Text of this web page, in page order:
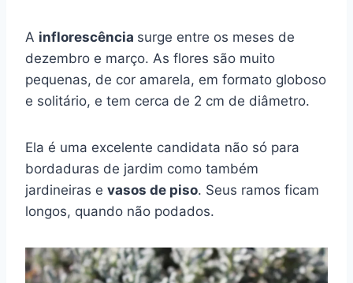
A inflorescência surge entre os meses de
dezembro e março. As flores são muito
pequenas, de cor amarela, em formato globoso
e solitário, e tem cerca de 2 cm de diâmetro.
Ela é uma excelente candidata não só para
bordaduras de jardim como também
jardineiras e vasos de piso. Seus ramos ficam
longos, quando não podados.